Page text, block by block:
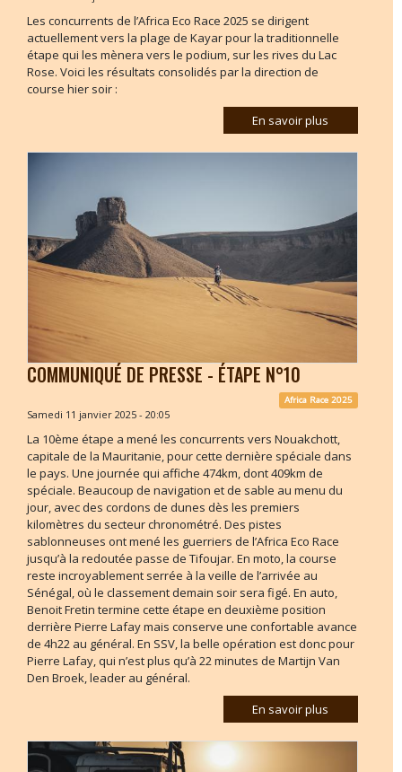
Les concurrents de l’Africa Eco Race 2025 se dirigent
actuellement vers la plage de Kayar pour la traditionnelle
étape qui les mènera vers le podium, sur les rives du Lac
Rose. Voici les résultats consolidés par la direction de
course hier soir :
En savoir plus
COMMUNIQUÉ DE PRESSE - ÉTAPE N°10
Africa Race 2025
Samedi 11 janvier 2025 - 20:05
La 10ème étape a mené les concurrents vers Nouakchott,
capitale de la Mauritanie, pour cette dernière spéciale dans
le pays. Une journée qui affiche 474km, dont 409km de
spéciale. Beaucoup de navigation et de sable au menu du
jour, avec des cordons de dunes dès les premiers
kilomètres du secteur chronométré. Des pistes
sablonneuses ont mené les guerriers de l’Africa Eco Race
jusqu’à la redoutée passe de Tifoujar. En moto, la course
reste incroyablement serrée à la veille de l’arrivée au
Sénégal, où le classement demain soir sera figé. En auto,
Benoit Fretin termine cette étape en deuxième position
derrière Pierre Lafay mais conserve une confortable avance
de 4h22 au général. En SSV, la belle opération est donc pour
Pierre Lafay, qui n’est plus qu’à 22 minutes de Martijn Van
Den Broek, leader au général.
En savoir plus